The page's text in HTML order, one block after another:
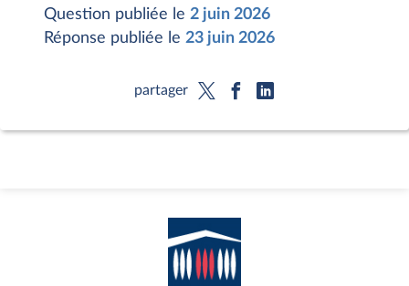
Question publiée le 2 juin 2026
Réponse publiée le 23 juin 2026
partager